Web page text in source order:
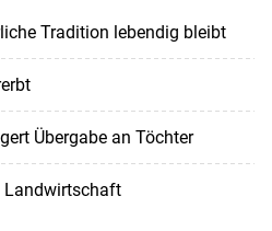
Tradition lebendig bleibt
Übergabe an Töchter
Landwirtschaft